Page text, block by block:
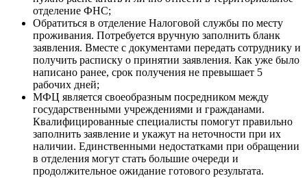
отделение ФНС;
Обратиться в отделение Налоговой службы по месту
проживания. Потребуется вручную заполнить бланк
заявления. Вместе с документами передать сотруднику и
получить расписку о принятии заявления. Как уже было
написано ранее, срок получения не превышает 5
рабочих дней;
МФЦ является своеобразным посредником между
государственными учреждениями и гражданами.
Квалифицированные специалисты помогут правильно
заполнить заявление и укажут на неточности при их
наличии. Единственными недостатками при обращении
в отделения могут стать большие очереди и
продолжительное ожидание готового результата.